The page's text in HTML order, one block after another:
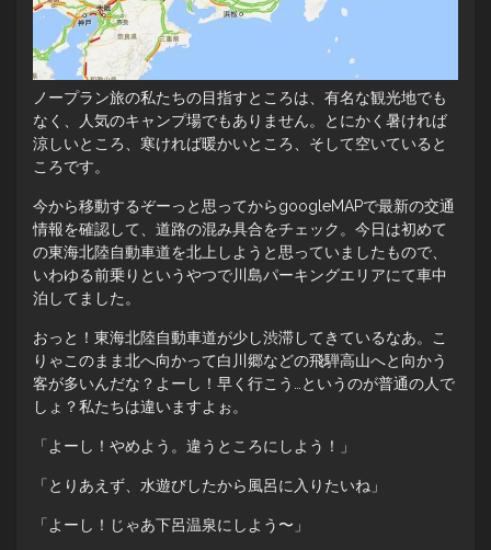
ノープラン旅の私たちの目指すところは、有名な観光地でも
なく、人気のキャンプ場でもありません。とにかく暑ければ
涼しいところ、寒ければ暖かいところ、そして空いていると
ころです。
今から移動するぞーっと思ってからgoogleMAPで最新の交通
情報を確認して、道路の混み具合をチェック。今日は初めて
の東海北陸自動車道を北上しようと思っていましたもので、
いわゆる前乗りというやつで川島パーキングエリアにて車中
泊してました。
おっと！東海北陸自動車道が少し渋滞してきているなあ。こ
りゃこのまま北へ向かって白川郷などの飛騨高山へと向かう
客が多いんだな？よーし！早く行こう…というのが普通の人で
しょ？私たちは違いますよぉ。
「よーし！やめよう。違うところにしよう！」
「とりあえず、水遊びしたから風呂に入りたいね」
「よーし！じゃあ下呂温泉にしよう〜」